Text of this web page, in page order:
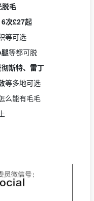
毛
次£27起
等可选
腿等都可脱
斯特、雷丁
等多地可选
么能有毛毛